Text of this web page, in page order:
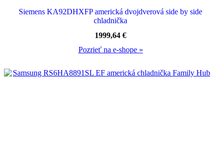
Siemens KA92DHXFP americká dvojdverová side by side
chladnička
1999,64 €
Pozrieť na e-shope »